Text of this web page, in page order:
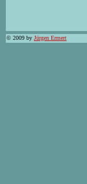
© 2009 by Jürgen Ermert